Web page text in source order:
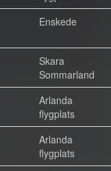
Enskede
Skara
Sommarland
Arlanda
flygplats
Arlanda
flygplats